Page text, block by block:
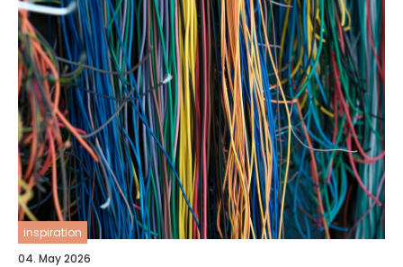
inspiration
04. May 2026